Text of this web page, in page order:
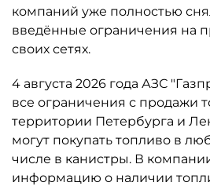
компаний уже полностью
введённые ограничения на
своих сетях.
4 августа 2026 года АЗС
все ограничения с продажи
территории Петербурга и
могут покупать топливо в
числе в канистры. В
информацию о наличии